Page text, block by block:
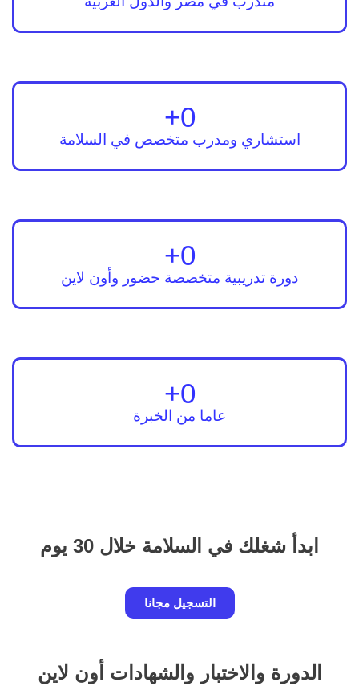
استشاري ومدرب متخصص في السلامة
+0
دورة تدريبية متخصصة حضور وأون لاين
+0
عاما من الخبرة
+0
ابدأ شغلك في السلامة خلال 30 يوم
التسجيل مجانا
الدورة والاختبار والشهادات أون لاين